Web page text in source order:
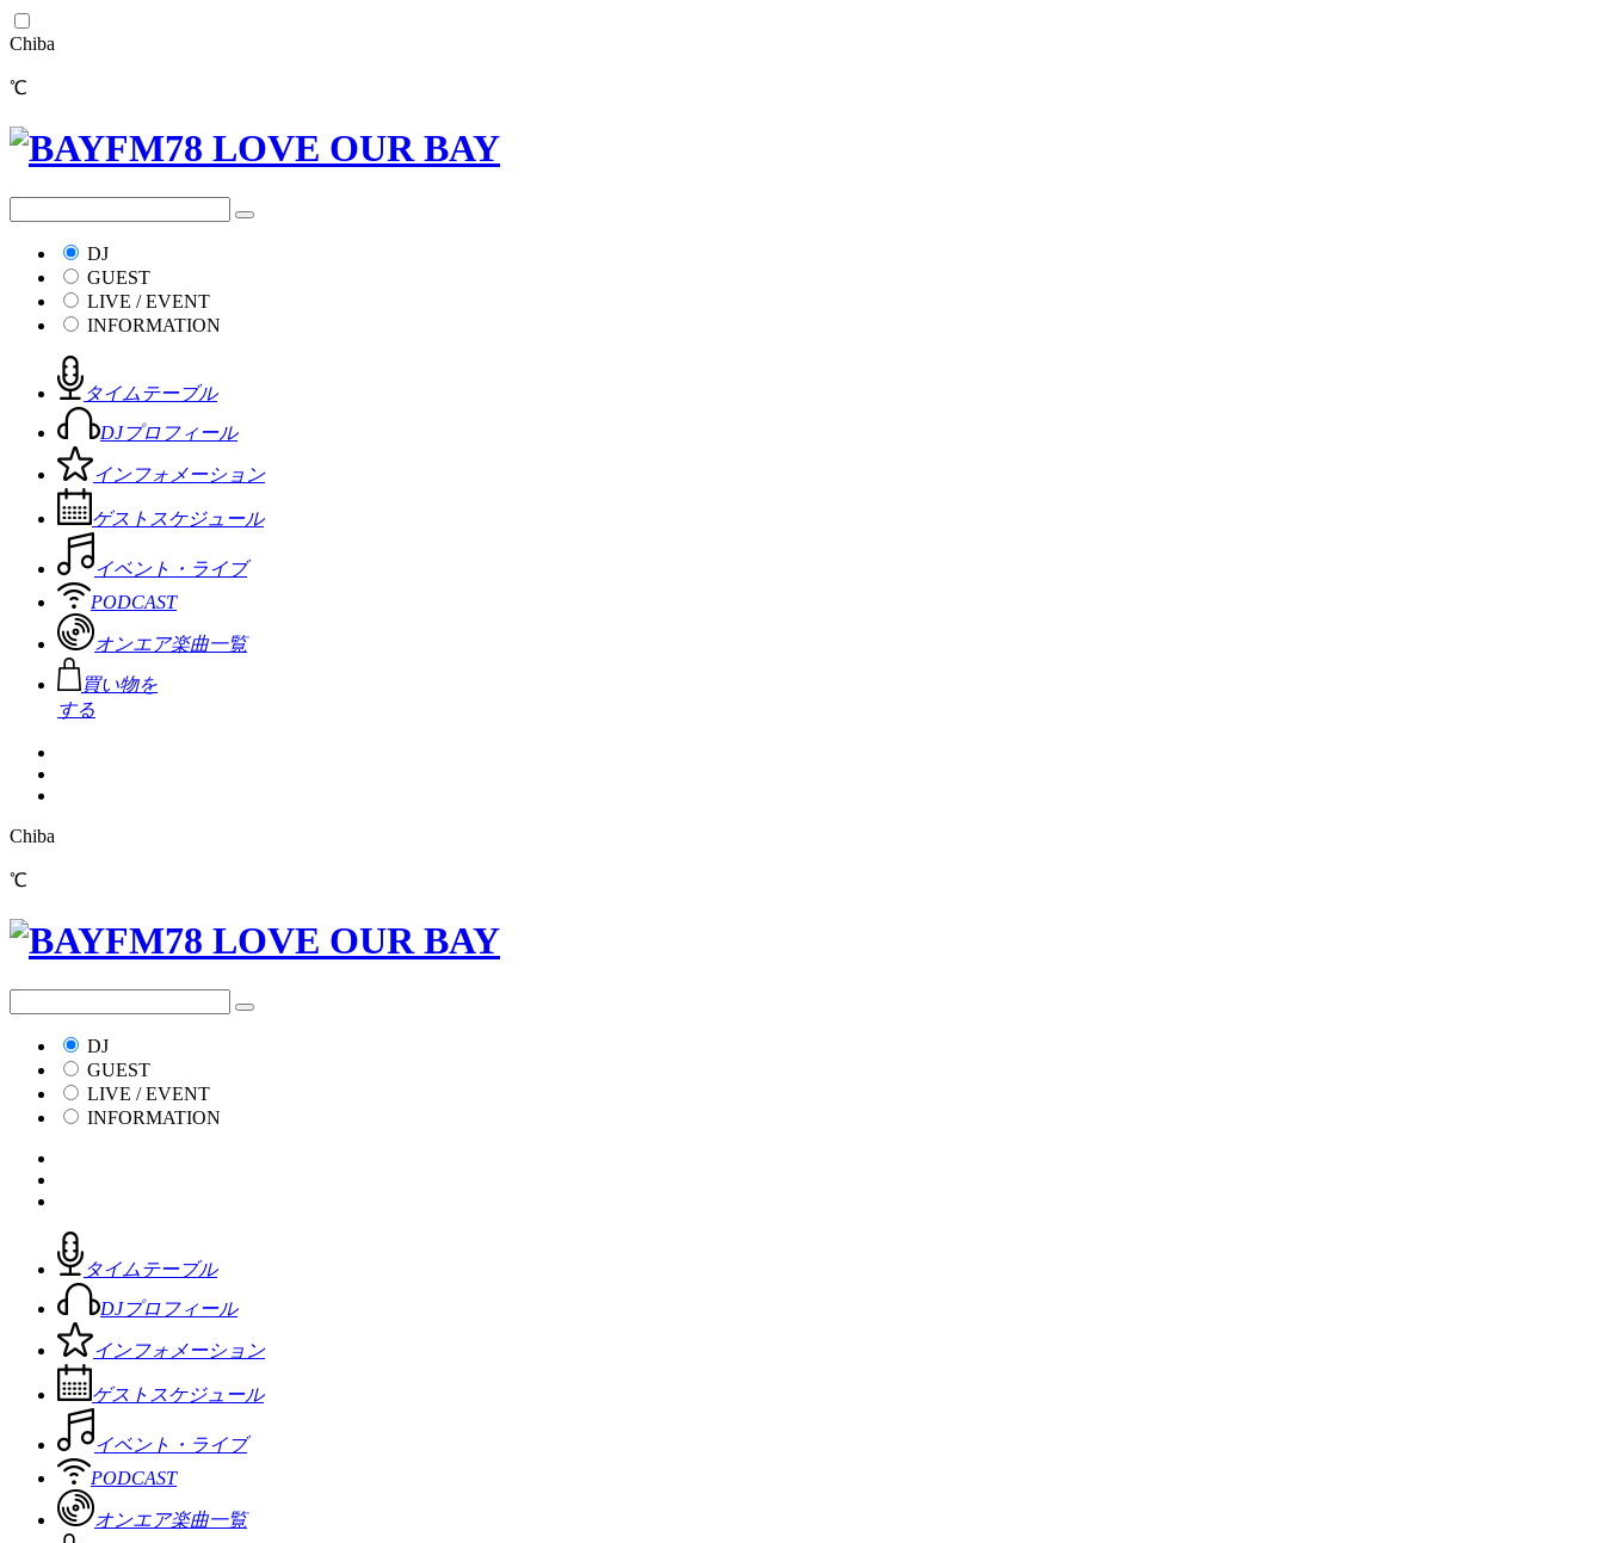
Chiba
℃
DJ
GUEST
LIVE / EVENT
INFORMATION
タイムテーブル
DJプロフィール
インフォメーション
ゲストスケジュール
イベント・ライブ
PODCAST
オンエア楽曲一覧
買い物を
する
Chiba
℃
DJ
GUEST
LIVE / EVENT
INFORMATION
タイムテーブル
DJプロフィール
インフォメーション
ゲストスケジュール
イベント・ライブ
PODCAST
オンエア楽曲一覧